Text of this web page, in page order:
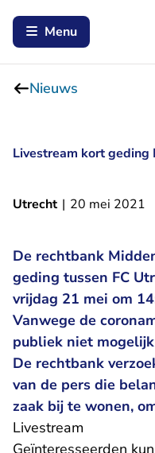
Menu
Nieuws
Livestream kort geding
Utrecht | 20 mei 2021
De rechtbank
geding tussen FC
vrijdag 21 mei om
Vanwege de
publiek niet
De rechtbank
van de pers die
zaak bij te wonen,
Livestream
Geïnteresseerden